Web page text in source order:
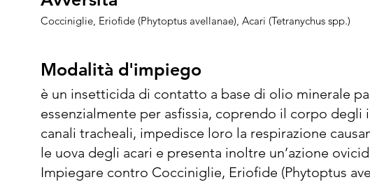
Cocciniglie, Eriofide (Phytoptus avellanae), Acari (Tetranychus spp.)
Modalità d'impiego
Modalità d'impiego
è un insetticida di contatto a base di olio minerale
essenzialmente per asfissia, coprendo il corpo
canali tracheali, impedisce loro la respirazione
le uova degli acari e presenta inoltre un’azione
Impiegare contro Cocciniglie, Eriofide (Phytoptus